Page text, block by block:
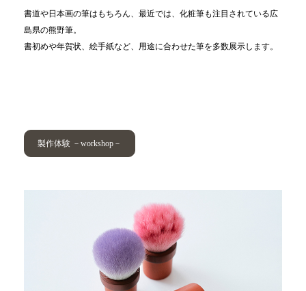
書道や日本画の筆はもちろん、最近では、化粧筆も注目されている広
島県の熊野筆。
書初めや年賀状、絵手紙など、用途に合わせた筆を多数展示します。
製作体験 －workshop－